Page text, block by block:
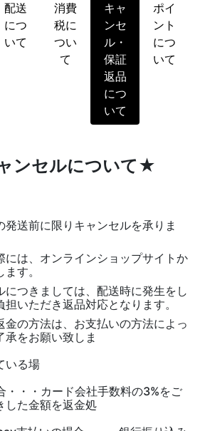
配送
につ
いて
消費
税に
つい
て
キャ
ンセ
ル・
保証
返品
につ
いて
ポイ
ント
につ
いて
ンセルについて★
発送前に限りキャンセルを承りま
には、オンラインショップサイトか
す。
につきましては、配送時に発生をし
いただき返品対応となります。
金の方法は、お支払いの方法によっ
承をお願い致しま
いる場
・・カード会社手数料の3%をご
した金額を返金処